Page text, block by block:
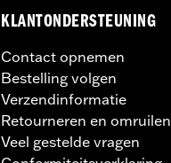
KLANTONDERSTEUNING
Contact opnemen
Bestelling volgen
Verzendinformatie
Retourneren en omruilen
Veel gestelde vragen